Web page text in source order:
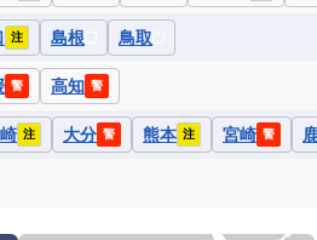
注 島根 鳥取
警 高知 警
注 大分 警 熊本 注 宮崎 警